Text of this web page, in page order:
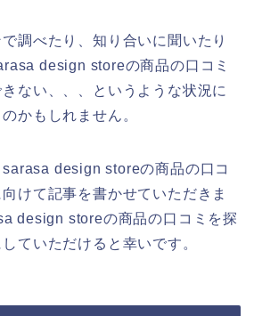
調べたり、知り合いに聞いたり
design storeの商品の口コミ
ない、、、というような状況に
かもしれません。
design storeの商品の口コ
けて記事を書かせていただきま
design storeの商品の口コミを探
ていただけると幸いです。